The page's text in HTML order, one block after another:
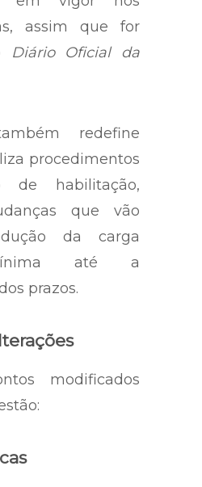
assim que for
Diário Oficial da
redefine
procedimentos
de habilitação,
que vão
da carga
até a
prazos.
modificados